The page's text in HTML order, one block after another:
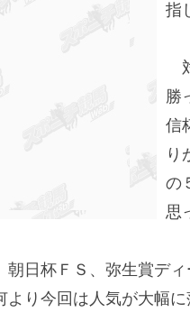
指
勝
信
り
の
思
日杯ＦＳ、弥生賞デ
り今回は人気が大幅